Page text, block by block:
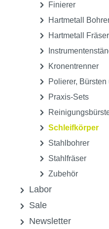
Finierer
Hartmetall
Hartmetall Fräser
Kronentrenner
Polierer,
Praxis-Sets
Schleifkörper
Stahlbohrer
Stahlfräser
Zubehör
Labor
Sale
Newsletter